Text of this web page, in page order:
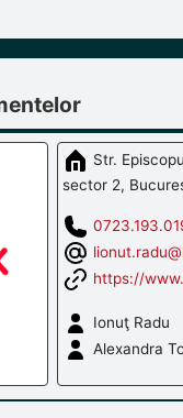
Str.
sector 2,
https://
Ionuţ Radu
Alexandra